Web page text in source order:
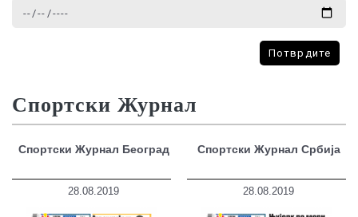
Потврдите
Спортски Журнал
Спортски Журнал Београд
28.08.2019
Спортски Журнал Србија
28.08.2019